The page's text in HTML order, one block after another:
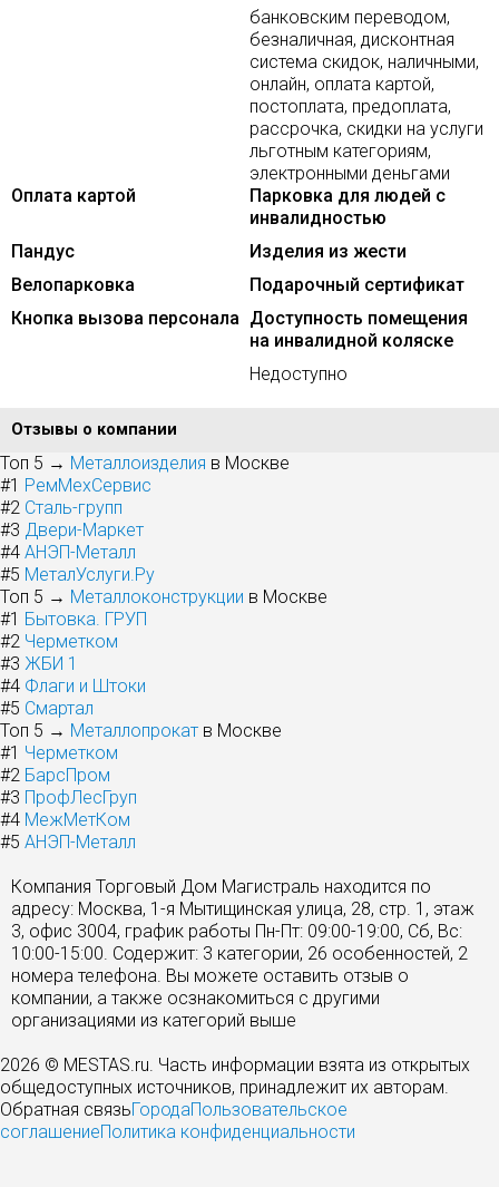
банковским переводом,
безналичная, дисконтная
система скидок, наличными,
онлайн, оплата картой,
постоплата, предоплата,
рассрочка, скидки на услуги
льготным категориям,
электронными деньгами
Оплата картой
Парковка для людей с
инвалидностью
Пандус
Изделия из жести
Велопарковка
Подарочный сертификат
Кнопка вызова персонала Доступность помещения
на инвалидной коляске
Недоступно
Отзывы о компании
Топ 5 → Металлоизделия в Москве
#1 РемМехСервис
#2 Сталь-групп
#3 Двери-Маркет
#4 АНЭП-Металл
#5 МеталУслуги.Ру
Топ 5 → Металлоконструкции в Москве
#1 Бытовка. ГРУП
#2 Черметком
#3 ЖБИ 1
#4 Флаги и Штоки
#5 Смартал
Топ 5 → Металлопрокат в Москве
#1 Черметком
#2 БарсПром
#3 ПрофЛесГруп
#4 МежМетКом
#5 АНЭП-Металл
Компания Торговый Дом Магистраль находится по
адресу: Москва, 1-я Мытищинская улица, 28, стр. 1, этаж
3, офис 3004, график работы Пн-Пт: 09:00-19:00, Сб, Вс:
10:00-15:00. Содержит: 3 категории, 26 особенностей, 2
номера телефона. Вы можете оставить отзыв о
компании, а также осзнакомиться с другими
организациями из категорий выше
2026 © MESTAS.ru. Часть информации взята из открытых
общедоступных источников, принадлежит их авторам.
Обратная связьГородаПользовательское
соглашениеПолитика конфиденциальности